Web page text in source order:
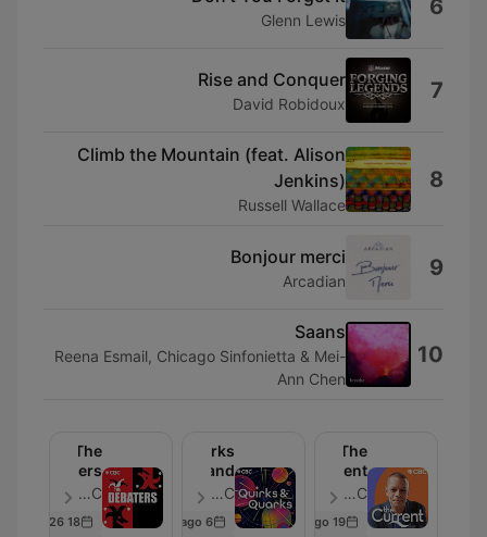
6
Glenn Lewis
7
Rise and Conquer
David Robidoux
8
Climb the Mountain (feat. Alison
Jenkins)
Russell Wallace
9
Bonjour merci
Arcadian
10
Saans
Reena Esmail, Chicago Sinfonietta & Mei-
Ann Chen
The
Current
CBC - حلقة 647
19 hours ago
Quirks
and
Quarks
CBC - حلقة 39
6 days ago
The
Debaters
CBC - حلقة 36
18 Jun 2026